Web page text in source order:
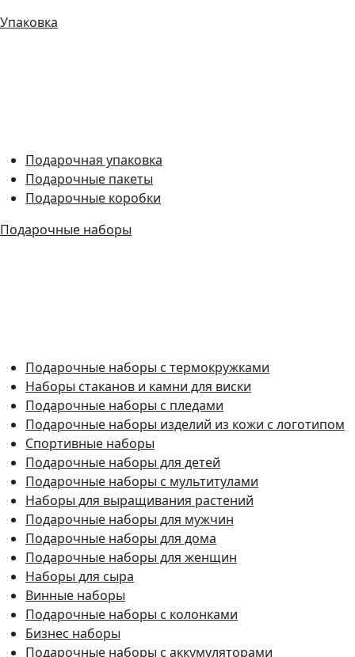
Упаковка
Подарочная упаковка
Подарочные пакеты
Подарочные коробки
Подарочные наборы
Подарочные наборы с термокружками
Наборы стаканов и камни для виски
Подарочные наборы с пледами
Подарочные наборы изделий из кожи с логотипом
Спортивные наборы
Подарочные наборы для детей
Подарочные наборы с мультитулами
Наборы для выращивания растений
Подарочные наборы для мужчин
Подарочные наборы для дома
Подарочные наборы для женщин
Наборы для сыра
Винные наборы
Подарочные наборы с колонками
Бизнес наборы
Подарочные наборы с аккумуляторами